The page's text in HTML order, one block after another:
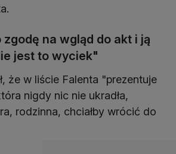
zgodę na wgląd do akt i ją
jest to wyciek"
że w liście Falenta "prezentuje
nigdy nic nie ukradła,
rodzinna, chciałby wrócić do